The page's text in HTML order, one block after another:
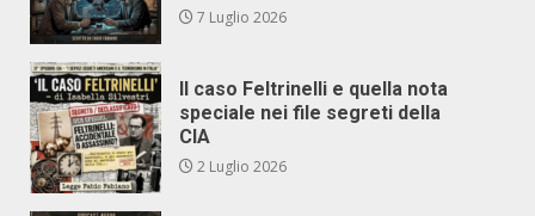
7 Luglio 2026
Il caso Feltrinelli e quella nota
speciale nei file segreti della
CIA
2 Luglio 2026